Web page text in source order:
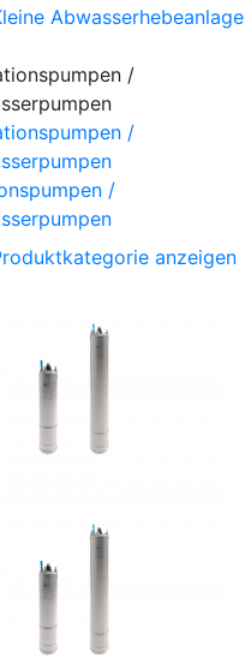
Abwasserhebeanlage
/
anzeigen